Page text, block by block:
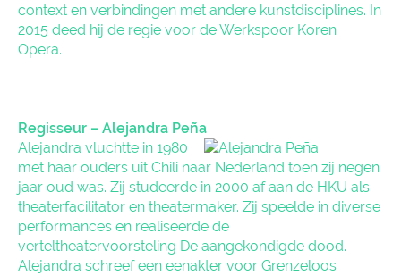
context en verbindingen met andere kunstdisciplines. In
2015 deed hij de regie voor de Werkspoor Koren
Opera.
Regisseur – Alejandra Peña
Alejandra vluchtte in 1980
met haar ouders uit Chili naar Nederland toen zij negen
jaar oud was. Zij studeerde in 2000 af aan de HKU als
theaterfacilitator en theatermaker. Zij speelde in diverse
performances en realiseerde de
verteltheatervoorsteling De aangekondigde dood.
Alejandra schreef een eenakter voor Grenzeloos